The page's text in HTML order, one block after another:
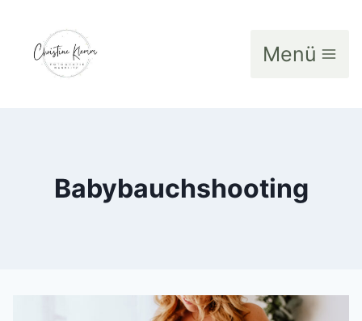
springen
Menü
Babybauchshooting